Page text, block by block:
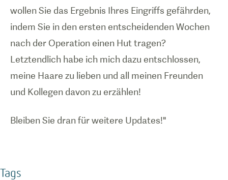
wollen Sie das Ergebnis Ihres Eingriffs gefährden,
indem Sie in den ersten entscheidenden Wochen
nach der Operation einen Hut tragen?
Letztendlich habe ich mich dazu entschlossen,
meine Haare zu lieben und all meinen Freunden
und Kollegen davon zu erzählen!
Bleiben Sie dran für weitere Updates!"
Tags